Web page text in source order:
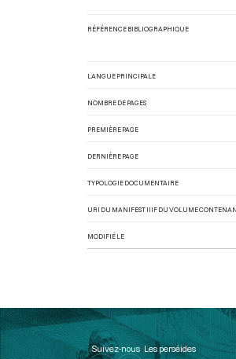
RÉFÉRENCE BIBLIOGRAPHIQUE
LANGUE PRINCIPALE
NOMBRE DE PAGES
PREMIÈRE PAGE
DERNIÈRE PAGE
TYPOLOGIE DOCUMENTAIRE
URI DU MANIFEST IIIF DU VOLUME
MODIFIÉ LE
Suivez-nous Les perséides